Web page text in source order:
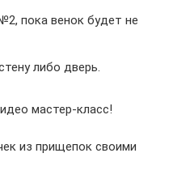
пока венок будет не
либо дверь.
мастер-класс!
из прищепок своими